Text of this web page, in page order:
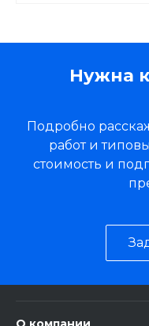
Нужна
Подробно
работ и
стоимость и